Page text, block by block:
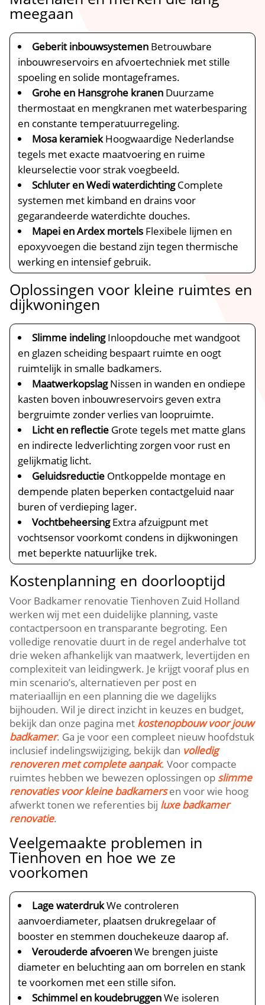
meegaan
Geberit inbouwsystemen Betrouwbare
inbouwreservoirs en afvoertechniek met stille
spoeling en solide montageframes.​
Grohe en Hansgrohe kranen Duurzame
thermostaat en mengkranen met waterbesparing
en constante temperatuurregeling.​
Mosa keramiekHoogwaardige Nederlandse
tegels met exacte maatvoering en ruime
kleurselectie voor strak voegbeeld.​
Schluter en Wedi waterdichtingComplete
systemen met kimband en drains voor
gegarandeerde waterdichte douches.​
Mapei en Ardex mortels Flexibele lijmen en
epoxyvoegen die bestand zijn tegen thermische
werking en intensief gebruik.​
Oplossingen voor kleine ruimtes en
dijkwoningen
Slimme indelingInloopdouche met wandgoot
en glazen scheiding bespaart ruimte en oogt
ruimtelijk in smalle badkamers.​
MaatwerkopslagNissen in wanden en ondiepe
kasten boven inbouwreservoirs geven extra
bergruimte zonder verlies van loopruimte.​
Licht en reflectie Grote tegels met matte glans
en indirecte ledverlichting zorgen voor rust en
gelijkmatig licht.​
Geluidsreductie Ontkoppelde montage en
dempende platen beperken contactgeluid naar
buren of verdieping lager.​
VochtbeheersingExtra afzuigpunt met
vochtsensor voorkomt condens in dijkwoningen
met beperkte natuurlijke trek.​
Kostenplanning en doorlooptijd
Voor Badkamer renovatie Tienhoven Zuid Holland
werken wij met een duidelijke planning, vaste
contactpersoon en transparante begroting.​ Een
volledige renovatie duurt in de regel anderhalve tot
drie weken afhankelijk van maatwerk, levertijden en
complexiteit van leidingwerk.​ Je krijgt vooraf plus en
min scenario’s, alternatieven per post en
materiaallijn en een planning die we dagelijks
bijhouden.​ Wil je direct inzicht in keuzes en budget,
bekijk dan onze pagina met kostenopbouw voor jouw
badkamer.​ Ga je voor een compleet nieuw hoofdstuk
inclusief indelingswijziging, bekijk dan volledig
renoveren met complete aanpak.​ Voor compacte
ruimtes hebben we bewezen oplossingen op slimme
renovaties voor kleine badkamersen voor wie hoog
afwerkt tonen we referenties bij luxe badkamer
renovatie.​
Veelgemaakte problemen in
Tienhoven en hoe we ze
voorkomen
Lage waterdrukWe controleren
aanvoerdiameter, plaatsen drukregelaar of
booster en stemmen douchekeuze daarop af.​
Verouderde afvoerenWe brengen juiste
diameter en beluchting aan om borrelen en stank
te voorkomen met een stille sifon.​
Schimmel en koudebruggenWe isoleren